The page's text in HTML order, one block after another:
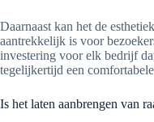
Daarnaast kan het de
aantrekkelijk is voor
investering voor elk bedrijf
tegelijkertijd een
Is het laten aanbrengen van